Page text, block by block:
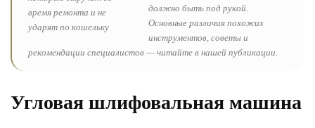
должно быть под рукой.
Основные различия похожих
инструментов, советы и
рекомендации специалистов — читайте в нашей публикации.
Угловая шлифовальная машина